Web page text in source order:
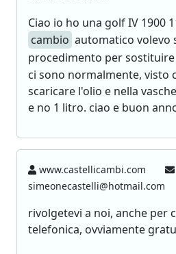
Ciao io ho una golf IV 1900
cambio automatico volevo
procedimento per
ci sono normalmente, visto
scaricare l'olio e nella
e no 1 litro. ciao e buon
www.castellicambi.com
simeonecastelli@hotmail.com
rivolgetevi a noi, anche per
telefonica, ovviamente